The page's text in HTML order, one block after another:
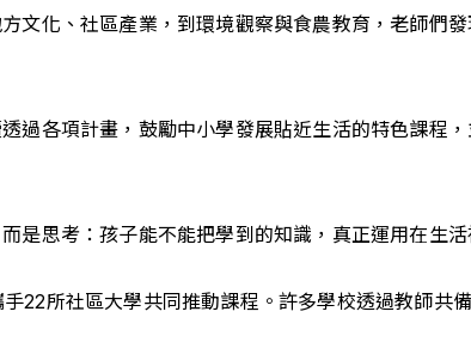
文化、社區產業，到環境觀察與食農教育，老師們
過各項計畫，鼓勵中小學發展貼近生活的特色課程
是思考：孩子能不能把學到的知識，真正運用在生
22所社區大學共同推動課程。許多學校透過教師共